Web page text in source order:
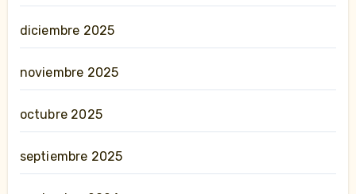
diciembre 2025
noviembre 2025
octubre 2025
septiembre 2025